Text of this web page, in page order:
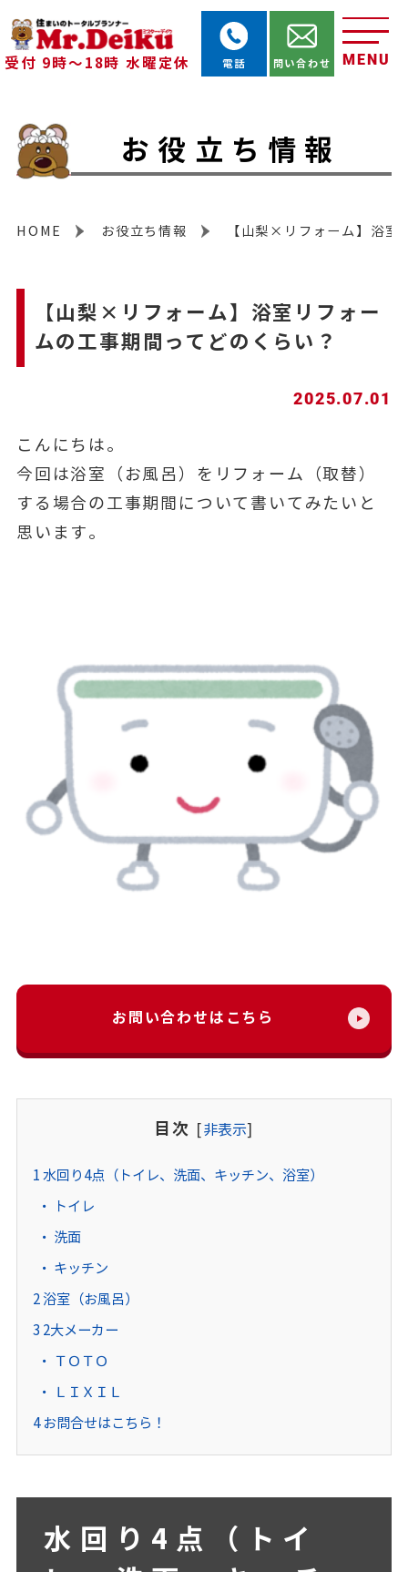
受付 9時～18時 水曜定休 MENU
電話 問い合わせ
お役立ち情報
HOME お役立ち情報 【山梨×リフォーム】浴室
【山梨×リフォーム】浴室リフォー
ムの工事期間ってどのくらい？
2025.07.01
こんにちは。
今回は浴室（お風呂）をリフォーム（取替）
する場合の工事期間について書いてみたいと
思います。
お問い合わせはこちら
目次 [非表示]
1 水回り4点（トイレ、洗面、キッチン、浴室）
トイレ
洗面
キッチン
2浴室（お風呂）
3 2大メーカー
ＴＯＴＯ
ＬＩＸＩＬ
4お問合せはこちら！
水回り4点（トイ